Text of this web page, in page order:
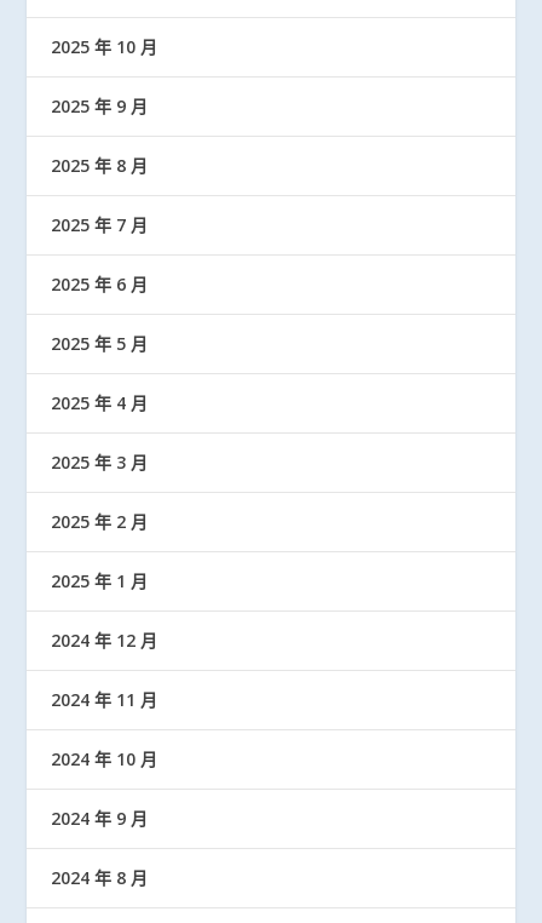
2025 年 10 月
2025 年 9 月
2025 年 8 月
2025 年 7 月
2025 年 6 月
2025 年 5 月
2025 年 4 月
2025 年 3 月
2025 年 2 月
2025 年 1 月
2024 年 12 月
2024 年 11 月
2024 年 10 月
2024 年 9 月
2024 年 8 月